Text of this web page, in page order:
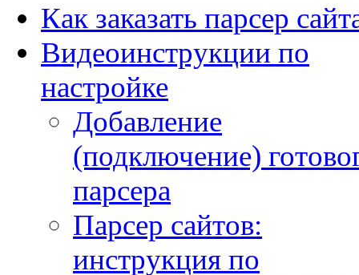
Как заказать парсер
Видеоинструкции по
настройке
Добавление
(подключение)
парсера
Парсер сайтов:
инструкция по